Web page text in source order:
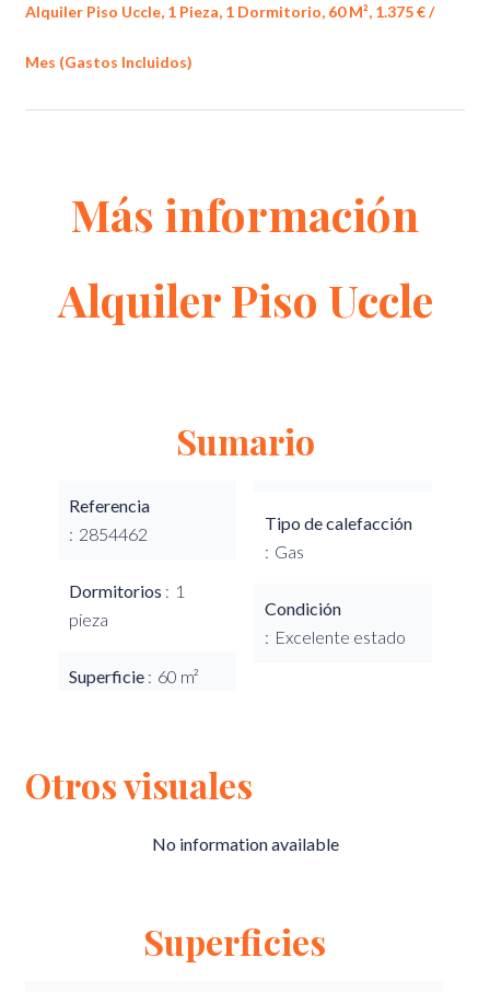
Alquiler Piso Uccle, 1 Pieza, 1 Dormitorio, 60 M², 1.375 € /
Mes (Gastos Incluidos)
Más información
Alquiler Piso Uccle
Sumario
Referencia
2854462
Dormitorios
1
pieza
Superficie 60 m²
Tipo de calefacción
Gas
Condición
Excelente estado
Otros visuales
No information available
Superficies